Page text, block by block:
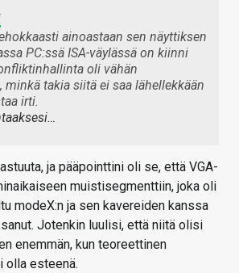
ainoastaan sen näyttiksen
PC:ssä ISA-väylässä on kiinni
oli vähän
minkä takia siitä ei saa lähellekkään
irti.
ja pääpointtini oli se, että VGA-
muistisegmenttiin, joka oli
modeX:n ja sen kavereiden kanssa
Jotenkin luulisi, että niitä olisi
enemmän, kun teoreettinen
olla esteenä.